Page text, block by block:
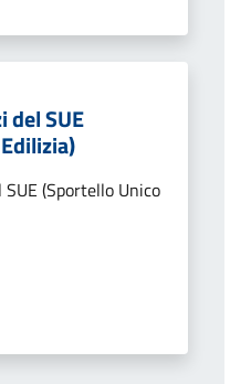
del SUE
(Sportello Unico